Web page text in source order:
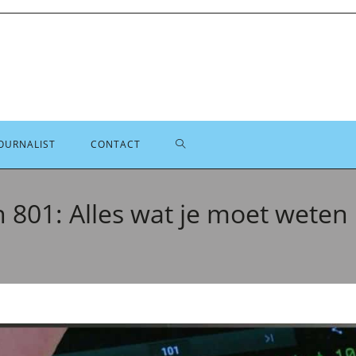
CONTACT TOGGLE
801: Alles wat je moet weten